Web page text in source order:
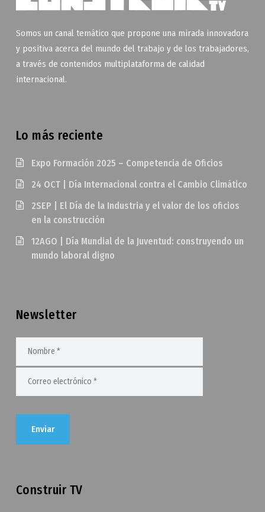
Somos un canal temático que propone una mirada innovadora
y positiva acerca del mundo del trabajo y de los trabajadores,
a través de contenidos multiplataforma de calidad
internacional.
Lo más reciente
Expo Formación 2025 – Competencia de Oficios
24 OCT | Día Internacional contra el Cambio Climático
2SEP | El Día de la Industria y el valor de los oficios
en la construcción
12AGO | Día Mundial de la Juventud: construyendo un
mundo laboral digno
Newsletter
Construir TV